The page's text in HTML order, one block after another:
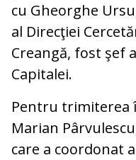
cu Gheorghe
al Direcţiei
Creangă, fost şef
Capitalei.
Pentru trimiterea
Marian
care a coordonat